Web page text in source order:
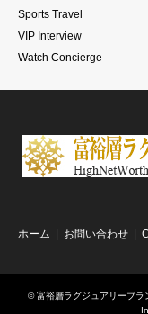
Sports Travel
VIP Interview
Watch Concierge
ホーム お問い合わせ
©富裕層ラグジュアリーブ